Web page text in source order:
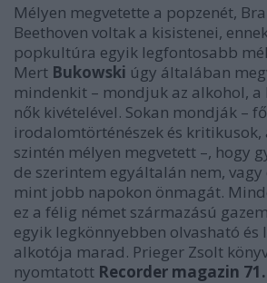
Mélyen megvetette a popzenét,
Beethoven voltak a kisistenei,
popkultúra egyik legfontosabb
Mert Bukowski úgy általában
mindenkit – mondjuk az alkohol, a
nők kivételével. Sokan mondják –
irodalomtörténészek és kritikusok,
szintén mélyen megvetett –, hogy
de szerintem egyáltalán nem, vagy
mint jobb napokon önmagát.
ez a félig német származású
egyik legkönnyebben olvasható
alkotója marad. Prieger Zsolt
nyomtatott Recorder magazin